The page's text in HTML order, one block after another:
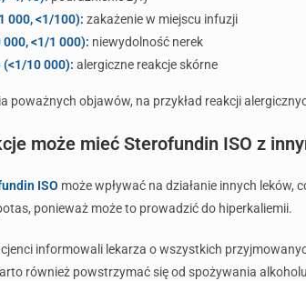
000, <1/100): zakażenie w miejscu infuzji
<1/1 000): niewydolność nerek
(<1/10 000): alergiczne reakcje skórne
poważnych objawów, na przykład reakcji
może mieć Sterofundin ISO z
ISO może wpływać na działanie innych leków,
ponieważ może to prowadzić do hiperkaliemii.
informowali lekarza o wszystkich
również powstrzymać się od spożywania